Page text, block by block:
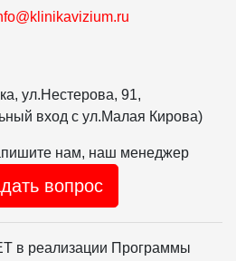
ул.Нестерова, 91,
вход с ул.Малая Кирова)
нам, наш менеджер
вопрос
в реализации Программы